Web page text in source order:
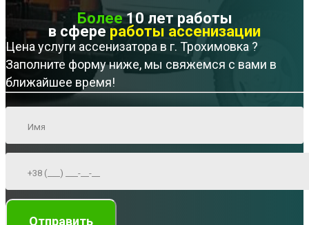
Более10 лет работы
в сфере работы ассенизации
Цена услуги ассенизатора в г. Трохимовка ?
Заполните форму ниже, мы свяжемся с вами в
ближайшее время!